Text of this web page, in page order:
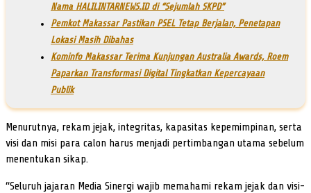
Nama HALILINTARNEWS.ID di “Sejumlah SKPD”
Pemkot Makassar Pastikan PSEL Tetap Berjalan, Penetapan
Lokasi Masih Dibahas
Kominfo Makassar Terima Kunjungan Australia Awards, Roem
Paparkan Transformasi Digital Tingkatkan Kepercayaan
Publik
Menurutnya, rekam jejak, integritas, kapasitas kepemimpinan, serta
visi dan misi para calon harus menjadi pertimbangan utama sebelum
menentukan sikap.
“Seluruh jajaran Media Sinergi wajib memahami rekam jejak dan visi-